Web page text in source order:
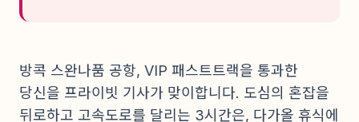
방콕 스완나품 공항, VIP 패스트트랙을 통과한
당신을 프라이빗 기사가 맞이합니다. 도심의 혼잡을
뒤로하고 고속도로를 달리는 3시간은, 다가올 휴식에